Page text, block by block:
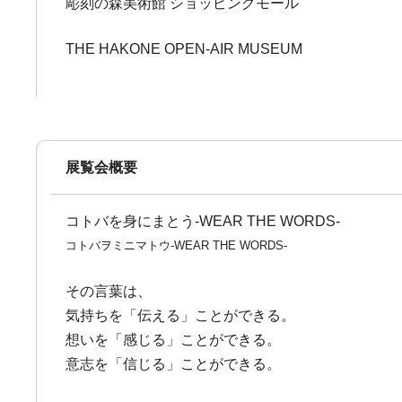
彫刻の森美術館 ショッピングモール
THE HAKONE OPEN-AIR MUSEUM
展覧会概要
コトバを身にまとう-WEAR THE WORDS-
コトバヲミニマトウ-WEAR THE WORDS-
その言葉は、
気持ちを「伝える」ことができる。
想いを「感じる」ことができる。
意志を「信じる」ことができる。